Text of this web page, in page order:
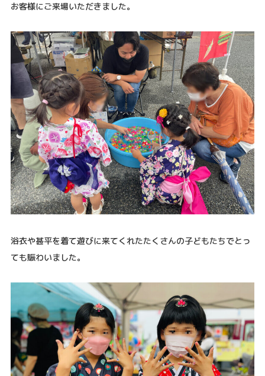
お客様にご来場いただきました。
浴衣や甚平を着て遊びに来てくれたたくさんの子どもたちでとっ
ても賑わいました。